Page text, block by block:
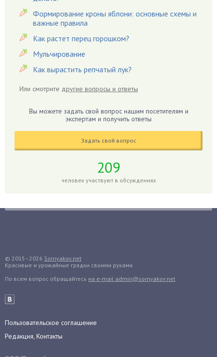
Гардения
Гацания
Гвоздики
Георгины
Герань
Гиппеаструм
Годжи
Грядки
Дельфиниум
Дендробиум
Денежное дерево
Формирование кроны яблони: основные схемы и
важные правила
Как растет перец горошком?
Мульчирование
Как вырастить репчатый лук?
Или смотрите другие вопросы и ответы
Вы можете задать свой вопрос нашим посетителям и
экспертам и получить ответы
Задать свой вопрос
209
человек участвуют в обсуждениях
© 2015–2026 Sornyakov.net
Красивые и урожайные грядки своими руками
По всем вопрос обращайтесь на e-mail admin@sornyakov.net
Пользовательское соглашение
Редакция, Контакты